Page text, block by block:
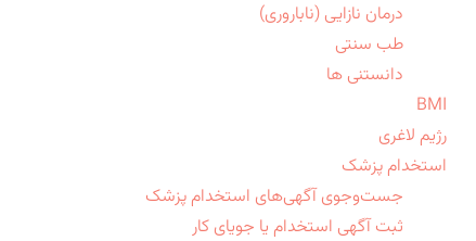
درمان نازایی (ناباروری)
طب سنتی
دانستنی ها
BMI
رژیم لاغری
استخدام پزشک
جست‌وجوی آگهی‌های استخدام پزشک
ثبت آگهی استخدام یا جویای کار